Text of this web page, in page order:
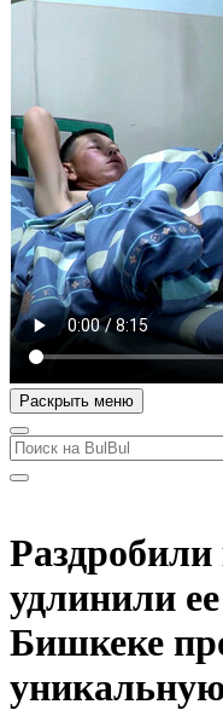
Раскрыть меню
Раздробили
удлинили
Бишкеке